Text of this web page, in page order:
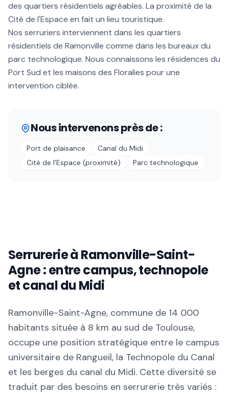
des quartiers résidentiels agréables. La proximité de la
Cité de l'Espace en fait un lieu touristique.
Nos serruriers interviennent dans les quartiers
résidentiels de Ramonville comme dans les bureaux du
parc technologique. Nous connaissons les résidences du
Port Sud et les maisons des Floralies pour une
intervention ciblée.
Nous intervenons près de :
Port de plaisance
Canal du Midi
Cité de l'Espace (proximité)
Parc technologique
Serrurerie à Ramonville-Saint-
Agne : entre campus, technopole
et canal du Midi
Ramonville-Saint-Agne, commune de 14 000
habitants située à 8 km au sud de Toulouse,
occupe une position stratégique entre le campus
universitaire de Rangueil, la Technopole du Canal
et les berges du canal du Midi. Cette diversité se
traduit par des besoins en serrurerie très variés :